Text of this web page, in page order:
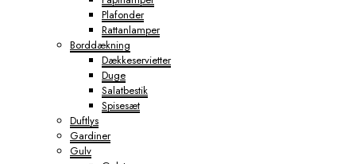
Plafonder
Rattanlamper
Borddækning
Dækkeservietter
Duge
Salatbestik
Spisesæt
Duftlys
Gardiner
Gulv